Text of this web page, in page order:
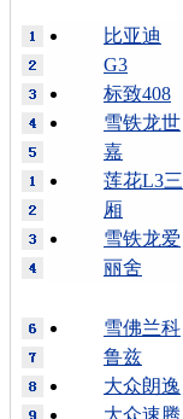
比亚迪
G3
标致408
雪铁龙世
嘉
莲花L3三
厢
雪铁龙爱
丽舍
雪佛兰科
鲁兹
大众朗逸